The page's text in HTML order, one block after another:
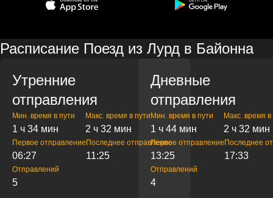
Расписание Поезд из Лурд в Байонна
Утренние
отправления
Мин. время в пути
1 ч 34 мин
Макс. время в пути
2 ч 32 мин
Первое отправление
06:27
Последнее отправление
11:25
Отправлений
5
Дневные
отправления
Мин. время в пути
1 ч 44 мин
Макс. время в
2 ч 32 мин
Первое отправление
13:25
Последнее
17:33
Отправлений
4